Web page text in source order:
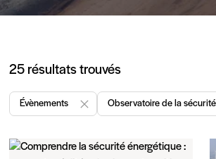
Articles
25 résultats trouvés
Évènements
Enlever "Évènements"
Observatoire de la